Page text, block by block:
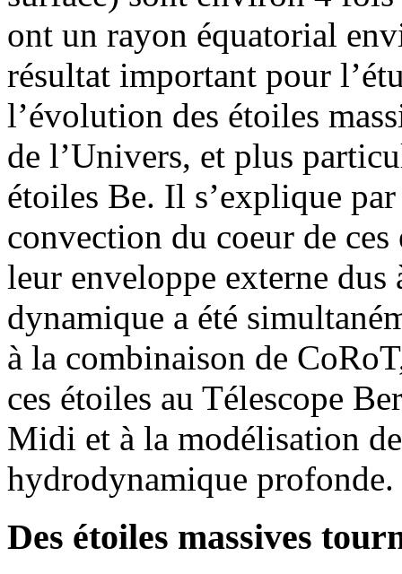
ont un rayon équatorial
résultat important pour
l’évolution des étoiles
de l’Univers, et plus
étoiles Be. Il s’explique
convection du coeur de
leur enveloppe externe
dynamique a été
à la combinaison de
ces étoiles au Télescope
Midi et à la modélisation
hydrodynamique profonde.
Des étoiles massives